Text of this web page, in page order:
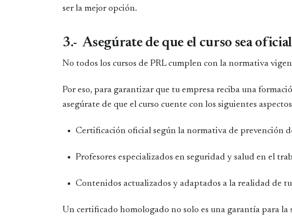
ser la mejor opción.
3.- Asegúrate de que el curso sea
No todos los cursos de PRL cumplen con la normativa
Por eso, para garantizar que tu empresa reciba una
asegúrate de que el curso cuente con los siguientes
Certificación oficial según la normativa de prevención
Profesores especializados en seguridad y salud en el
Contenidos actualizados y adaptados a la realidad de
Un certificado homologado no solo es una garantía para